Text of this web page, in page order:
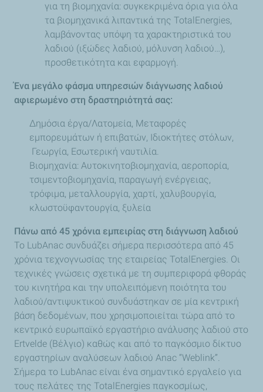
για τη βιομηχανία: συγκεκριμένα όρια για όλα
τα βιομηχανικά λιπαντικά της TotalEnergies,
λαμβάνοντας υπόψη τα χαρακτηριστικά του
λαδιού (ιξώδες λαδιού, μόλυνση λαδιού…),
προσθετικότητα και εφαρμογή.
Ένα μεγάλο φάσμα υπηρεσιών διάγνωσης λαδιού
αφιερωμένο στη δραστηριότητά σας:
Δημόσια έργα/Λατομεία, Μεταφορές
εμπορευμάτων ή επιβατών, Ιδιοκτήτες στόλων,
Γεωργία, Εσωτερική ναυτιλία.
Βιομηχανία: Αυτοκινητοβιομηχανία, αεροπορία,
τσιμεντοβιομηχανία, παραγωγή ενέργειας,
τρόφιμα, μεταλλουργία, χαρτί, χαλυβουργία,
κλωστοϋφαντουργία, ξυλεία
Πάνω από 45 χρόνια εμπειρίας στη διάγνωση λαδιού
Το LubAnac συνδυάζει σήμερα περισσότερα από 45
χρόνια τεχνογνωσίας της εταιρείας TotalEnergies. Οι
τεχνικές γνώσεις σχετικά με τη συμπεριφορά φθοράς
του κινητήρα και την υπολειπόμενη ποιότητα του
λαδιού/αντιψυκτικού συνδυάστηκαν σε μία κεντρική
βάση δεδομένων, που χρησιμοποιείται τώρα από το
κεντρικό ευρωπαϊκό εργαστήριο ανάλυσης λαδιού στο
Ertvelde (Βέλγιο) καθώς και από το παγκόσμιο δίκτυο
εργαστηρίων αναλύσεων λαδιού Anac “Weblink”.
Σήμερα το LubAnac είναι ένα σημαντικό εργαλείο για
τους πελάτες της TotalEnergies παγκοσμίως,